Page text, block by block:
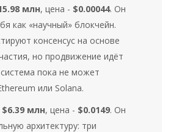
млн, цена - $0.00044. Он
как «научный» блокчейн.
консенсус на основе
но продвижение идёт
пока не может
или Solana.
$6.39 млн, цена - $0.0149. Он
архитектуру: три